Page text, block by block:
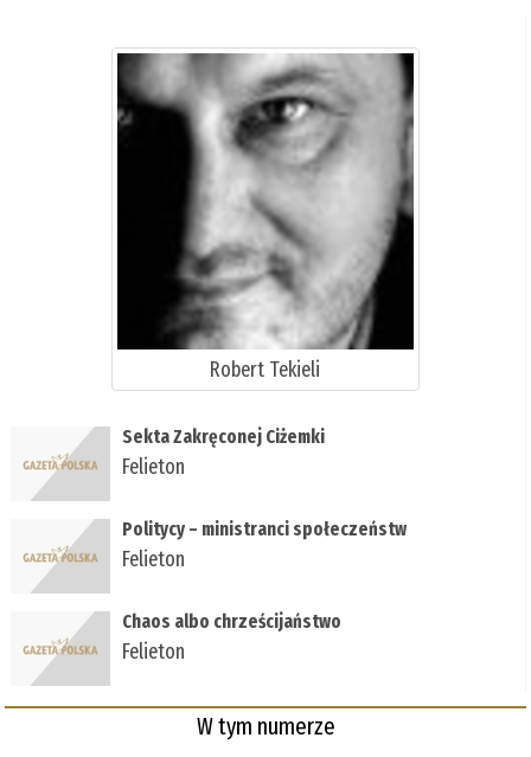
Robert Tekieli
Sekta Zakręconej Ciżemki
Felieton
Politycy – ministranci społeczeństw
Felieton
Chaos albo chrześcijaństwo
Felieton
W tym numerze